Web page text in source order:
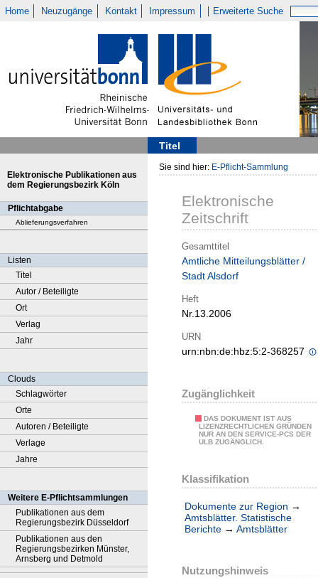
Home Neuzugänge Kontakt Impressum Erweiterte Suche
Titel
Elektronische Publikationen aus
dem Regierungsbezirk Köln
Pflichtabgabe
Ablieferungsverfahren
Listen
Titel
Autor / Beteiligte
Ort
Verlag
Jahr
Clouds
Schlagwörter
Orte
Autoren / Beteiligte
Verlage
Jahre
Weitere E-Pflichtsammlungen
Publikationen aus dem
Regierungsbezirk Düsseldorf
Publikationen aus den
Regierungsbezirken Münster,
Arnsberg und Detmold
Sie sind hier: E-Pflicht-Sammlung
Elektronische
Zeitschrift
Gesamttitel
Amtliche Mitteilungsblätter /
Stadt Alsdorf
Heft
Nr.13.2006
URN
urn:nbn:de:hbz:5:2-368257
Zugänglichkeit
DAS DOKUMENT IST AUS
LIZENZRECHTLICHEN GRÜNDEN
NUR AN DEN SERVICE-PCS DER
ULB ZUGÄNGLICH.
Klassifikation
Dokumente zur Region →
Amtsblätter. Statistische
Berichte → Amtsblätter
Nutzungshinweis